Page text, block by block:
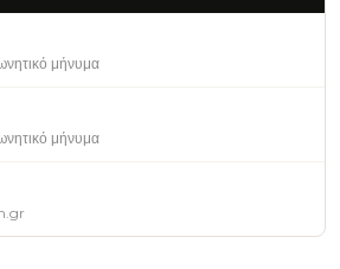
μήνυμα
μήνυμα